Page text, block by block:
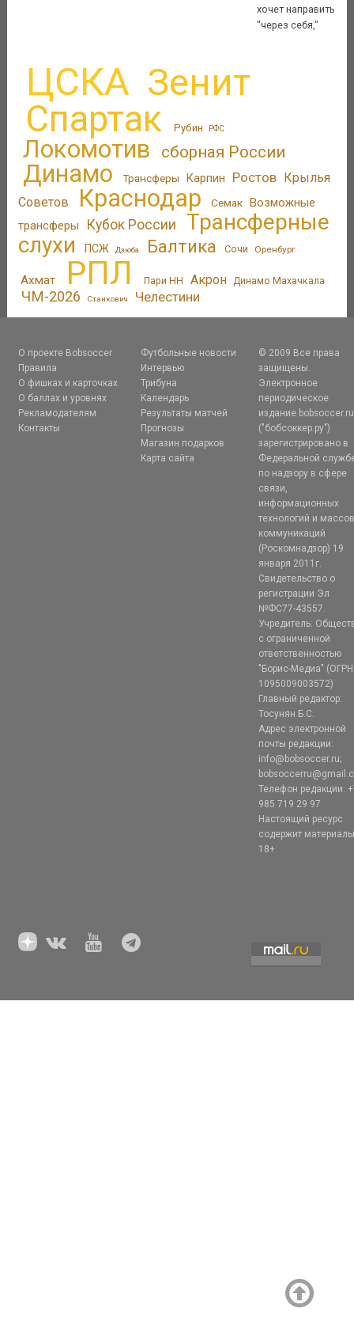
хочет направить
"через себя,"
ЦСКА Зенит
Спартак Рубин РФС
Локомотив сборная России
Динамо Трансферы Карпин Ростов
Крылья
Советов
Краснодар Семак
Возможные
трансферы
Кубок России
Трансферные
слухи
ПСЖ Дзюба Балтика Сочи Оренбург
Ахмат РПЛ Пари НН Акрон Динамо Махачкала
ЧМ-2026 Станкович Челестини
О проекте Bobsoccer
Правила
О фишках и карточках
О баллах и уровнях
Рекламодателям
Контакты
Футбольные новости
Интервью
Трибуна
Календарь
Результаты матчей
Прогнозы
Магазин подарков
Карта сайта
© 2009 Все права
защищены.
Электронное
периодическое
издание bobsoccer.ru
("бобсоккер.ру")
зарегистрировано в
Федеральной
по надзору в сфере
связи,
информационных
технологий и
коммуникаций
(Роскомнадзор) 19
января 2011г.
Свидетельство о
регистрации Эл
№ФС77-43557.
Учредитель:
с ограниченной
ответственностью
"Борис-Медиа" (ОГРН
1095009003572)
Главный редактор:
Тосунян Б.С.
Адрес электронной
почты редакции:
info@bobsoccer.ru;
Телефон редакции:
985 719 29 97
Настоящий ресурс
содержит
18+